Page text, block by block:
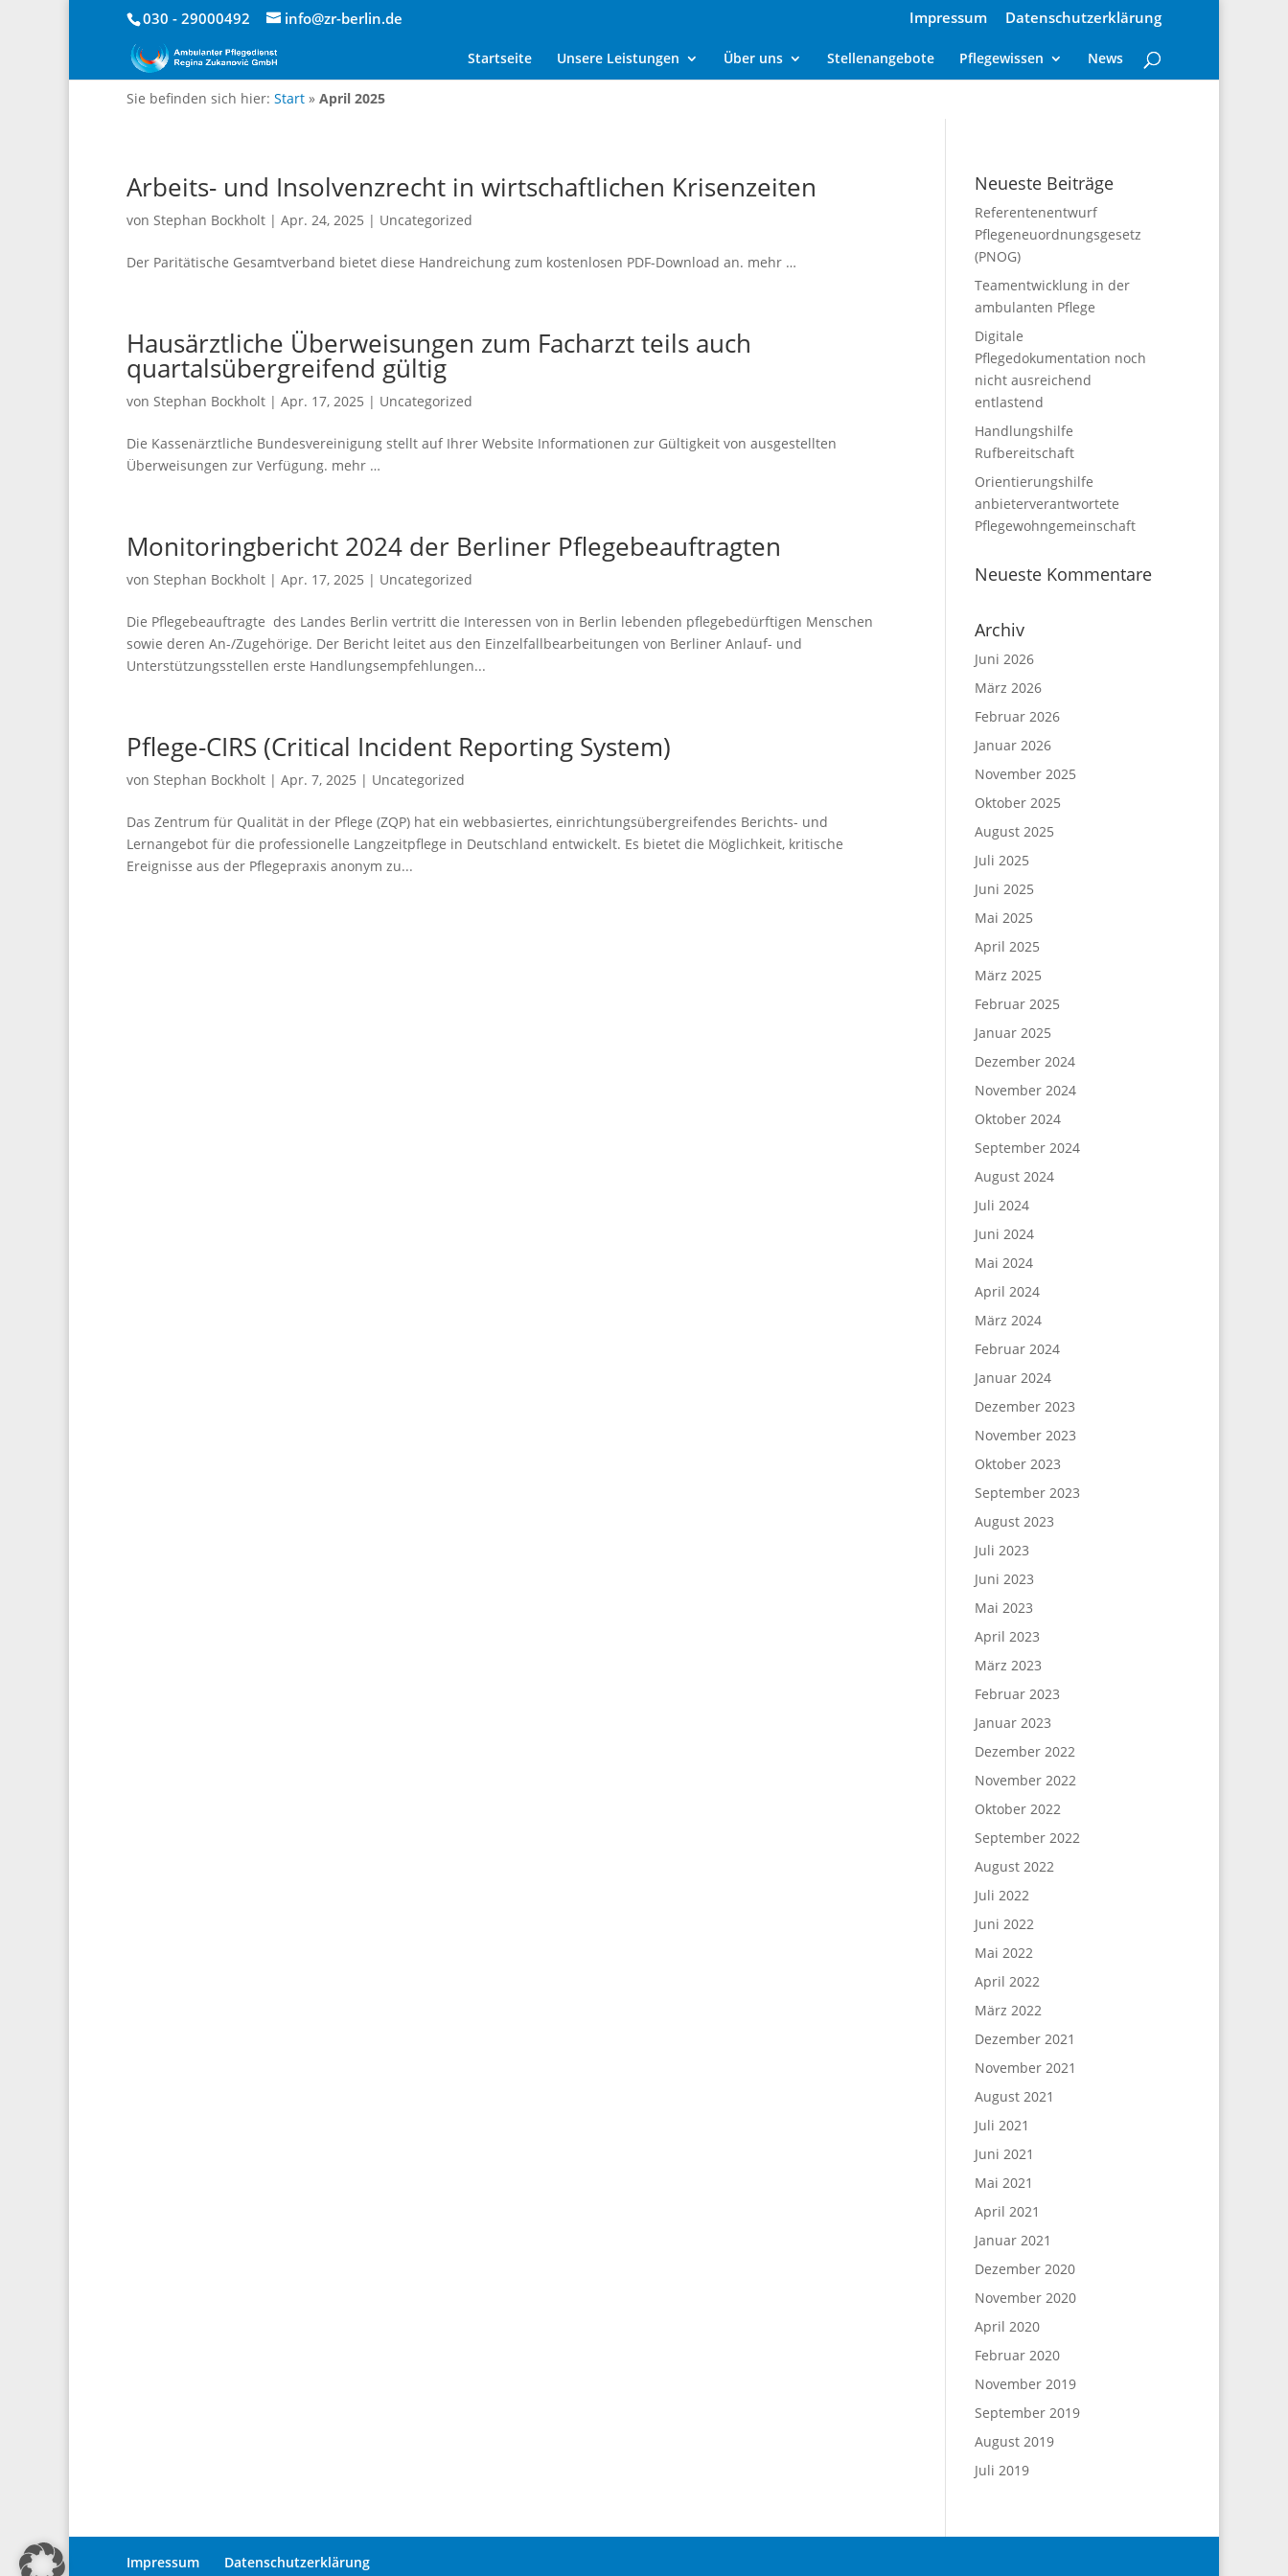
030 - 29000492 info@zr-berlin.de Impressum Datenschutzerklärung
Startseite Unsere Leistungen Über uns Stellenangebote Pflegewissen News
Sie befinden sich hier: Start » April 2025
Arbeits- und Insolvenzrecht in wirtschaftlichen Krisenzeiten
von Stephan Bockholt | Apr. 24, 2025 | Uncategorized
Der Paritätische Gesamtverband bietet diese Handreichung zum kostenlosen PDF-Download an. mehr …
Hausärztliche Überweisungen zum Facharzt teils auch
quartalsübergreifend gültig
von Stephan Bockholt | Apr. 17, 2025 | Uncategorized
Die Kassenärztliche Bundesvereinigung stellt auf Ihrer Website Informationen zur Gültigkeit von ausgestellten
Überweisungen zur Verfügung. mehr …
Monitoringbericht 2024 der Berliner Pflegebeauftragten
von Stephan Bockholt | Apr. 17, 2025 | Uncategorized
Die Pflegebeauftragte des Landes Berlin vertritt die Interessen von in Berlin lebenden pflegebedürftigen Menschen
sowie deren An-/Zugehörige. Der Bericht leitet aus den Einzelfallbearbeitungen von Berliner Anlauf- und
Unterstützungsstellen erste Handlungsempfehlungen...
Pflege-CIRS (Critical Incident Reporting System)
von Stephan Bockholt | Apr. 7, 2025 | Uncategorized
Das Zentrum für Qualität in der Pflege (ZQP) hat ein webbasiertes, einrichtungsübergreifendes Berichts- und
Lernangebot für die professionelle Langzeitpflege in Deutschland entwickelt. Es bietet die Möglichkeit, kritische
Ereignisse aus der Pflegepraxis anonym zu...
Neueste Beiträge
Referentenentwurf
Pflegeneuordnungsgesetz
(PNOG)
Teamentwicklung in der
ambulanten Pflege
Digitale
Pflegedokumentation noch
nicht ausreichend
entlastend
Handlungshilfe
Rufbereitschaft
Orientierungshilfe
anbieterverantwortete
Pflegewohngemeinschaft
Neueste Kommentare
Archiv
Juni 2026
März 2026
Februar 2026
Januar 2026
November 2025
Oktober 2025
August 2025
Juli 2025
Juni 2025
Mai 2025
April 2025
März 2025
Februar 2025
Januar 2025
Dezember 2024
November 2024
Oktober 2024
September 2024
August 2024
Juli 2024
Juni 2024
Mai 2024
April 2024
März 2024
Februar 2024
Januar 2024
Dezember 2023
November 2023
Oktober 2023
September 2023
August 2023
Juli 2023
Juni 2023
Mai 2023
April 2023
März 2023
Februar 2023
Januar 2023
Dezember 2022
November 2022
Oktober 2022
September 2022
August 2022
Juli 2022
Juni 2022
Mai 2022
April 2022
März 2022
Dezember 2021
November 2021
August 2021
Juli 2021
Juni 2021
Mai 2021
April 2021
Januar 2021
Dezember 2020
November 2020
April 2020
Februar 2020
November 2019
September 2019
August 2019
Juli 2019
Impressum Datenschutzerklärung